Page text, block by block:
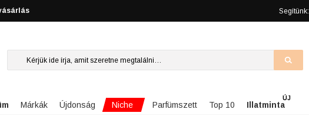
Segítünk:
Márkák Újdonság Niche Parfümszett Top 10 Illatminta
ÚJ